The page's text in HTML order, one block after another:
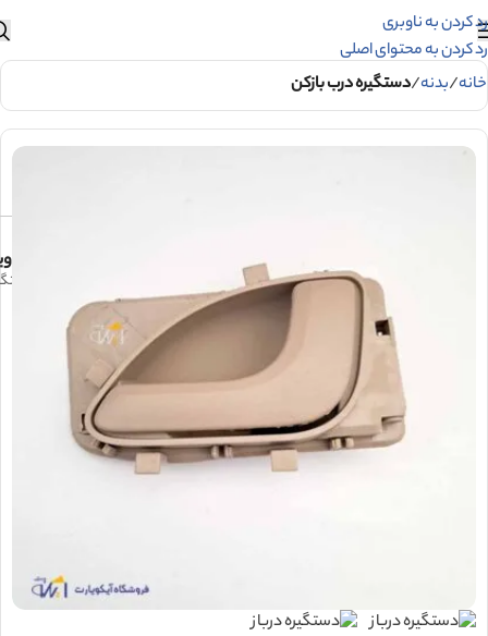
رد کردن به ناوبری
رد کردن به محتوای اصلی
خانه بدنه دستگیره درب بازکن